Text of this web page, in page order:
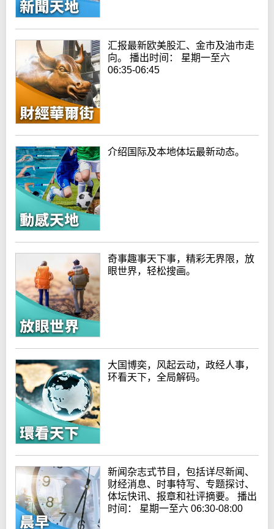
汇报最新欧美股汇、金市及油市走
向。 播出时间： 星期一至六
06:35-06:45
介绍国际及本地体坛最新动态。
奇事趣事天下事，精彩无界限，放
眼世界，轻松搜画。
大国博奕，风起云动，政经人事，
环看天下，全局解码。
新闻杂志式节目，包括详尽新闻、
财经消息、时事特写、专题探讨、
体坛快讯、报章和社评摘要。 播出
时间： 星期一至六 06:30-08:00